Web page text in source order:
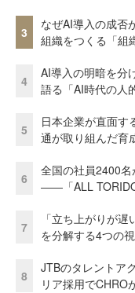
3
なぜAI導入の成否
組織をつくる「組
4
AI導入の明暗を分
語る「AI時代の人
5
日本企業が直面
通が取り組んだ育
6
全国の社員2400
――「ALL
7
「立ち上がりが
を分解する4つの
8
JTBのタレントア
リア採用でCHRO